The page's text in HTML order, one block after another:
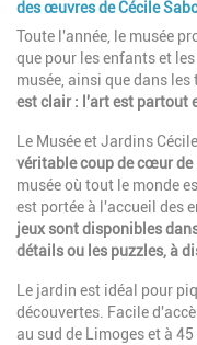
des œuvres de Cécile
Toute l'année, le musée
que pour les enfants et
musée, ainsi que dans
est clair : l'art est partout
Le Musée et Jardins
véritable coup de cœur de
musée où tout le monde
est portée à l'accueil des
jeux sont disponibles
détails ou les puzzles, à
Le jardin est idéal pour
découvertes. Facile
au sud de Limoges et à